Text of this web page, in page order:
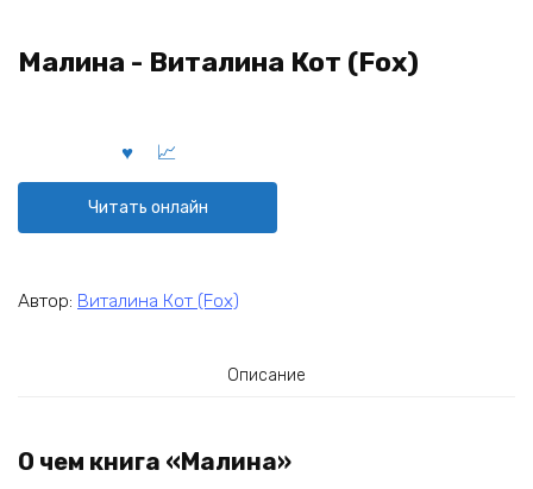
Малина - Виталина Кот (Fox)
Читать онлайн
Автор: Виталина Кот (Fox)
Описание
О чем книга «Малина»